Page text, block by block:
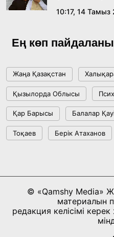
күйіне назар аударды
АЛТЫН ОРДА
ИННОВАЦИЯЛЫҚ
10:28, 15 Шілде 2026
17:49, 13 Шілде 2026
«Таза Қазақстан»
тоннаға жуық қоқыс
10:17, 14 Тамыз
Ең көп
Жаңа Қазақстан
Қызылорда Облысы
Қар Барысы Балалар
Тоқаев Берік Атаханов
© «Qamshy Media»
материалын
редакция келісімі